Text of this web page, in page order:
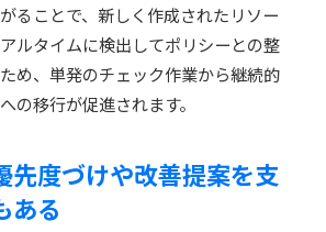
ることで、新しく作成されたリソー
ルタイムに検出してポリシーとの整
め、単発のチェック作業から継続的
の移行が促進されます。
先度づけや改善提案を支
ある